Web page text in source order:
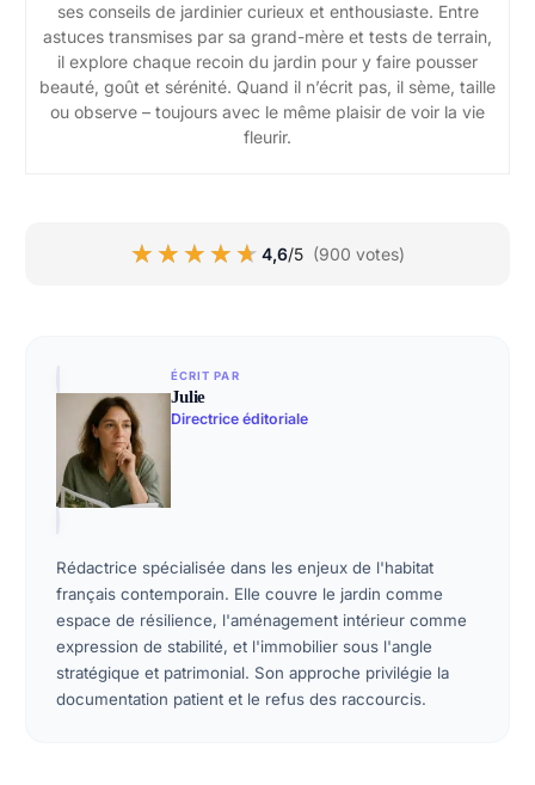
ses conseils de jardinier curieux et enthousiaste. Entre
astuces transmises par sa grand-mère et tests de terrain,
il explore chaque recoin du jardin pour y faire pousser
beauté, goût et sérénité. Quand il n’écrit pas, il sème, taille
ou observe – toujours avec le même plaisir de voir la vie
fleurir.
★★★★★
★★★★★ 4,6/5 (900 votes)
ÉCRIT PAR
Julie
Directrice éditoriale
Rédactrice spécialisée dans les enjeux de l'habitat
français contemporain. Elle couvre le jardin comme
espace de résilience, l'aménagement intérieur comme
expression de stabilité, et l'immobilier sous l'angle
stratégique et patrimonial. Son approche privilégie la
documentation patient et le refus des raccourcis.